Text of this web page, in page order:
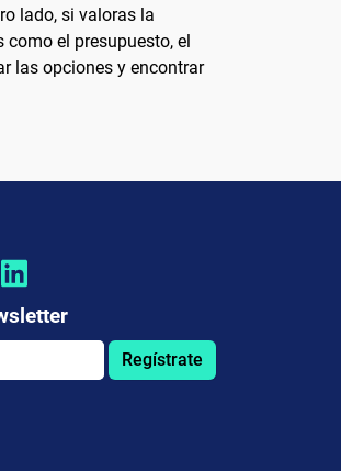
lado, si valoras la
el presupuesto, el
las opciones y encontrar
Regístrate